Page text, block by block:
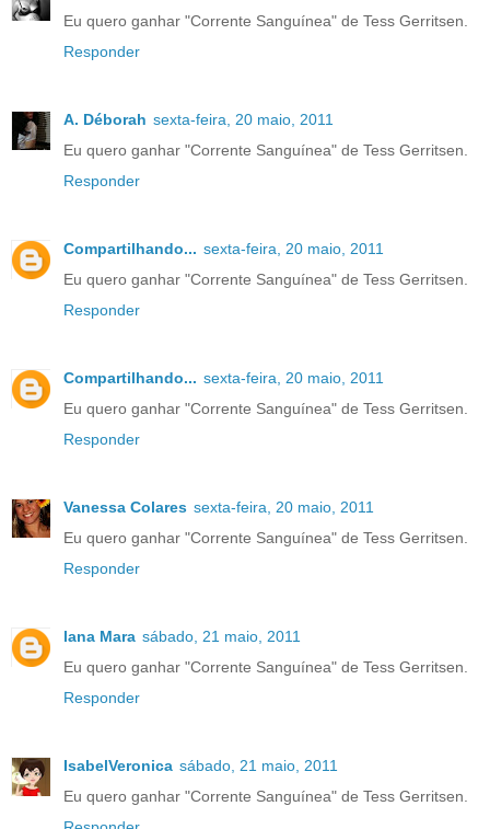
Eu quero ganhar "Corrente Sanguínea" de Tess Gerritsen.
Responder
A. Déborah sexta-feira, 20 maio, 2011
Eu quero ganhar "Corrente Sanguínea" de Tess Gerritsen.
Responder
Compartilhando... sexta-feira, 20 maio, 2011
Eu quero ganhar "Corrente Sanguínea" de Tess Gerritsen.
Responder
Compartilhando... sexta-feira, 20 maio, 2011
Eu quero ganhar "Corrente Sanguínea" de Tess Gerritsen.
Responder
Vanessa Colares sexta-feira, 20 maio, 2011
Eu quero ganhar "Corrente Sanguínea" de Tess Gerritsen.
Responder
lana Mara sábado, 21 maio, 2011
Eu quero ganhar "Corrente Sanguínea" de Tess Gerritsen.
Responder
IsabelVeronica sábado, 21 maio, 2011
Eu quero ganhar "Corrente Sanguínea" de Tess Gerritsen.